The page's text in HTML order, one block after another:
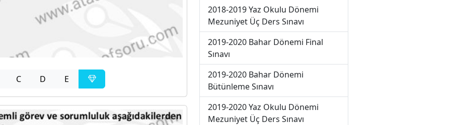
C D E
2018-2019 Yaz Okulu Dönemi
Mezuniyet Üç Ders Sınavı
2019-2020 Bahar Dönemi Final
Sınavı
2019-2020 Bahar Dönemi
Bütünleme Sınavı
2019-2020 Yaz Okulu Dönemi
Mezuniyet Üç Ders Sınavı